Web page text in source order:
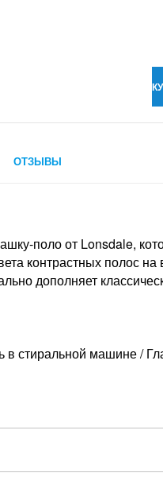
ОТЗЫВЫ
поло от Lonsdale,
контрастных полос
дополняет
в стиральной машине /